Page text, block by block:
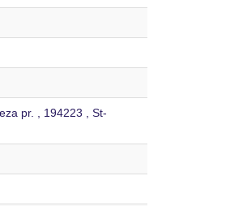
pr. , 194223 , St-